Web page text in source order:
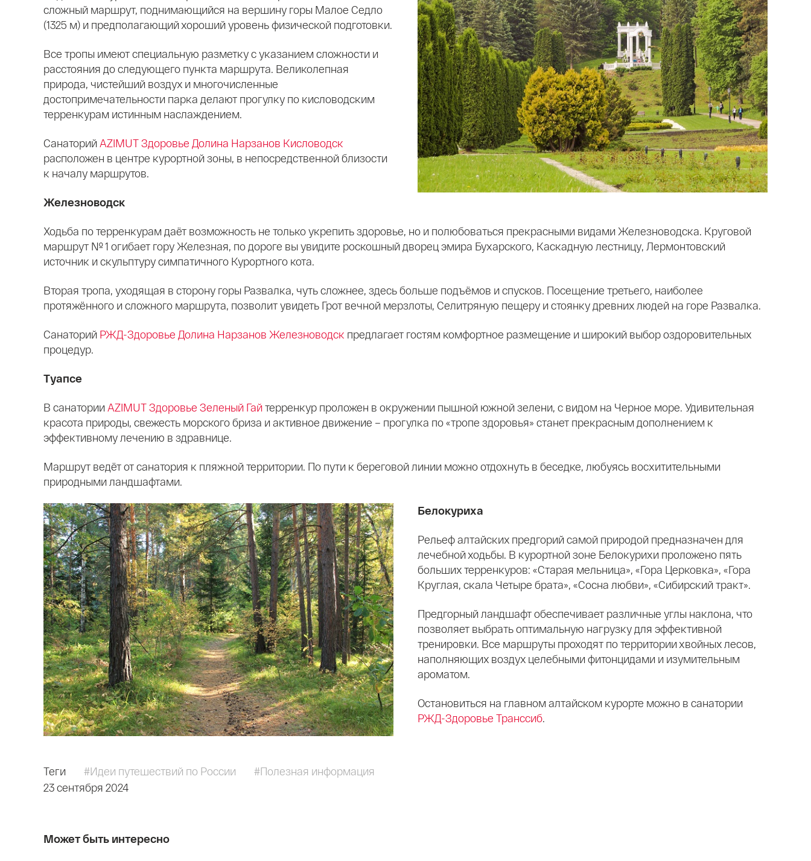
сложный маршрут, поднимающийся на вершину горы Малое Седло
(1325 м) и предполагающий хороший уровень физической подготовки.
Все тропы имеют специальную разметку с указанием сложности и
расстояния до следующего пункта маршрута. Великолепная
природа, чистейший воздух и многочисленные
достопримечательности парка делают прогулку по кисловодским
терренкурам истинным наслаждением.
Санаторий AZIMUT Здоровье Долина Нарзанов Кисловодск
расположен в центре курортной зоны, в непосредственной близости
к началу маршрутов.
Железноводск
Ходьба по терренкурам даёт возможность не только укрепить здоровье, но и полюбоваться прекрасными видами Железноводска. Круговой
маршрут № 1 огибает гору Железная, по дороге вы увидите роскошный дворец эмира Бухарского, Каскадную лестницу, Лермонтовский
источник и скульптуру симпатичного Курортного кота.
Вторая тропа, уходящая в сторону горы Развалка, чуть сложнее, здесь больше подъёмов и спусков. Посещение третьего, наиболее
протяжённого и сложного маршрута, позволит увидеть Грот вечной мерзлоты, Селитряную пещеру и стоянку древних людей на горе Развалка.
Санаторий РЖД-Здоровье Долина Нарзанов Железноводск предлагает гостям комфортное размещение и широкий выбор оздоровительных
процедур.
Туапсе
В санатории AZIMUT Здоровье Зеленый Гайтерренкур проложен в окружении пышной южной зелени, с видом на Черное море. Удивительная
красота природы, свежесть морского бриза и активное движение – прогулка по «тропе здоровья» станет прекрасным дополнением к
эффективному лечению в здравнице.
Маршрут ведёт от санатория к пляжной территории. По пути к береговой линии можно отдохнуть в беседке, любуясь восхитительными
природными ландшафтами.
Белокуриха
Рельеф алтайских предгорий самой природой предназначен для
лечебной ходьбы. В курортной зоне Белокурихи проложено пять
больших терренкуров: «Старая мельница», «Гора Церковка», «Гора
Круглая, скала Четыре брата», «Сосна любви», «Сибирский тракт».
Предгорный ландшафт обеспечивает различные углы наклона, что
позволяет выбрать оптимальную нагрузку для эффективной
тренировки. Все маршруты проходят по территории хвойных лесов,
наполняющих воздух целебными фитонцидами и изумительным
ароматом.
Остановиться на главном алтайском курорте можно в санатории
РЖД-Здоровье Транссиб.
Теги #Идеи путешествий по России
#Полезная информация
23 сентября 2024
Может быть интересно